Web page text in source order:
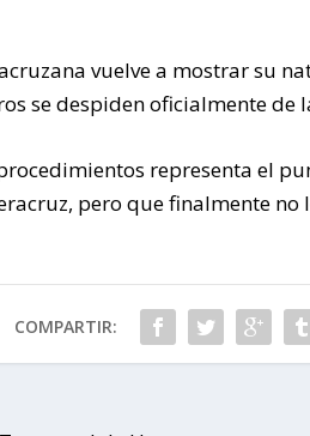
vuelve a mostrar su
se despiden oficialmente de
representa el
pero que finalmente
COMPARTIR: